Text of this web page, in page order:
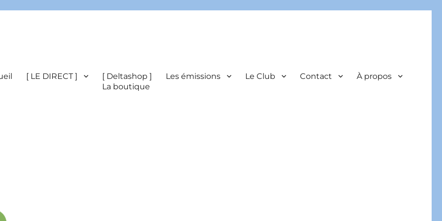
[ LE DIRECT ]
[ Deltashop ]
La boutique
Les émissions Le Club Contact À propos